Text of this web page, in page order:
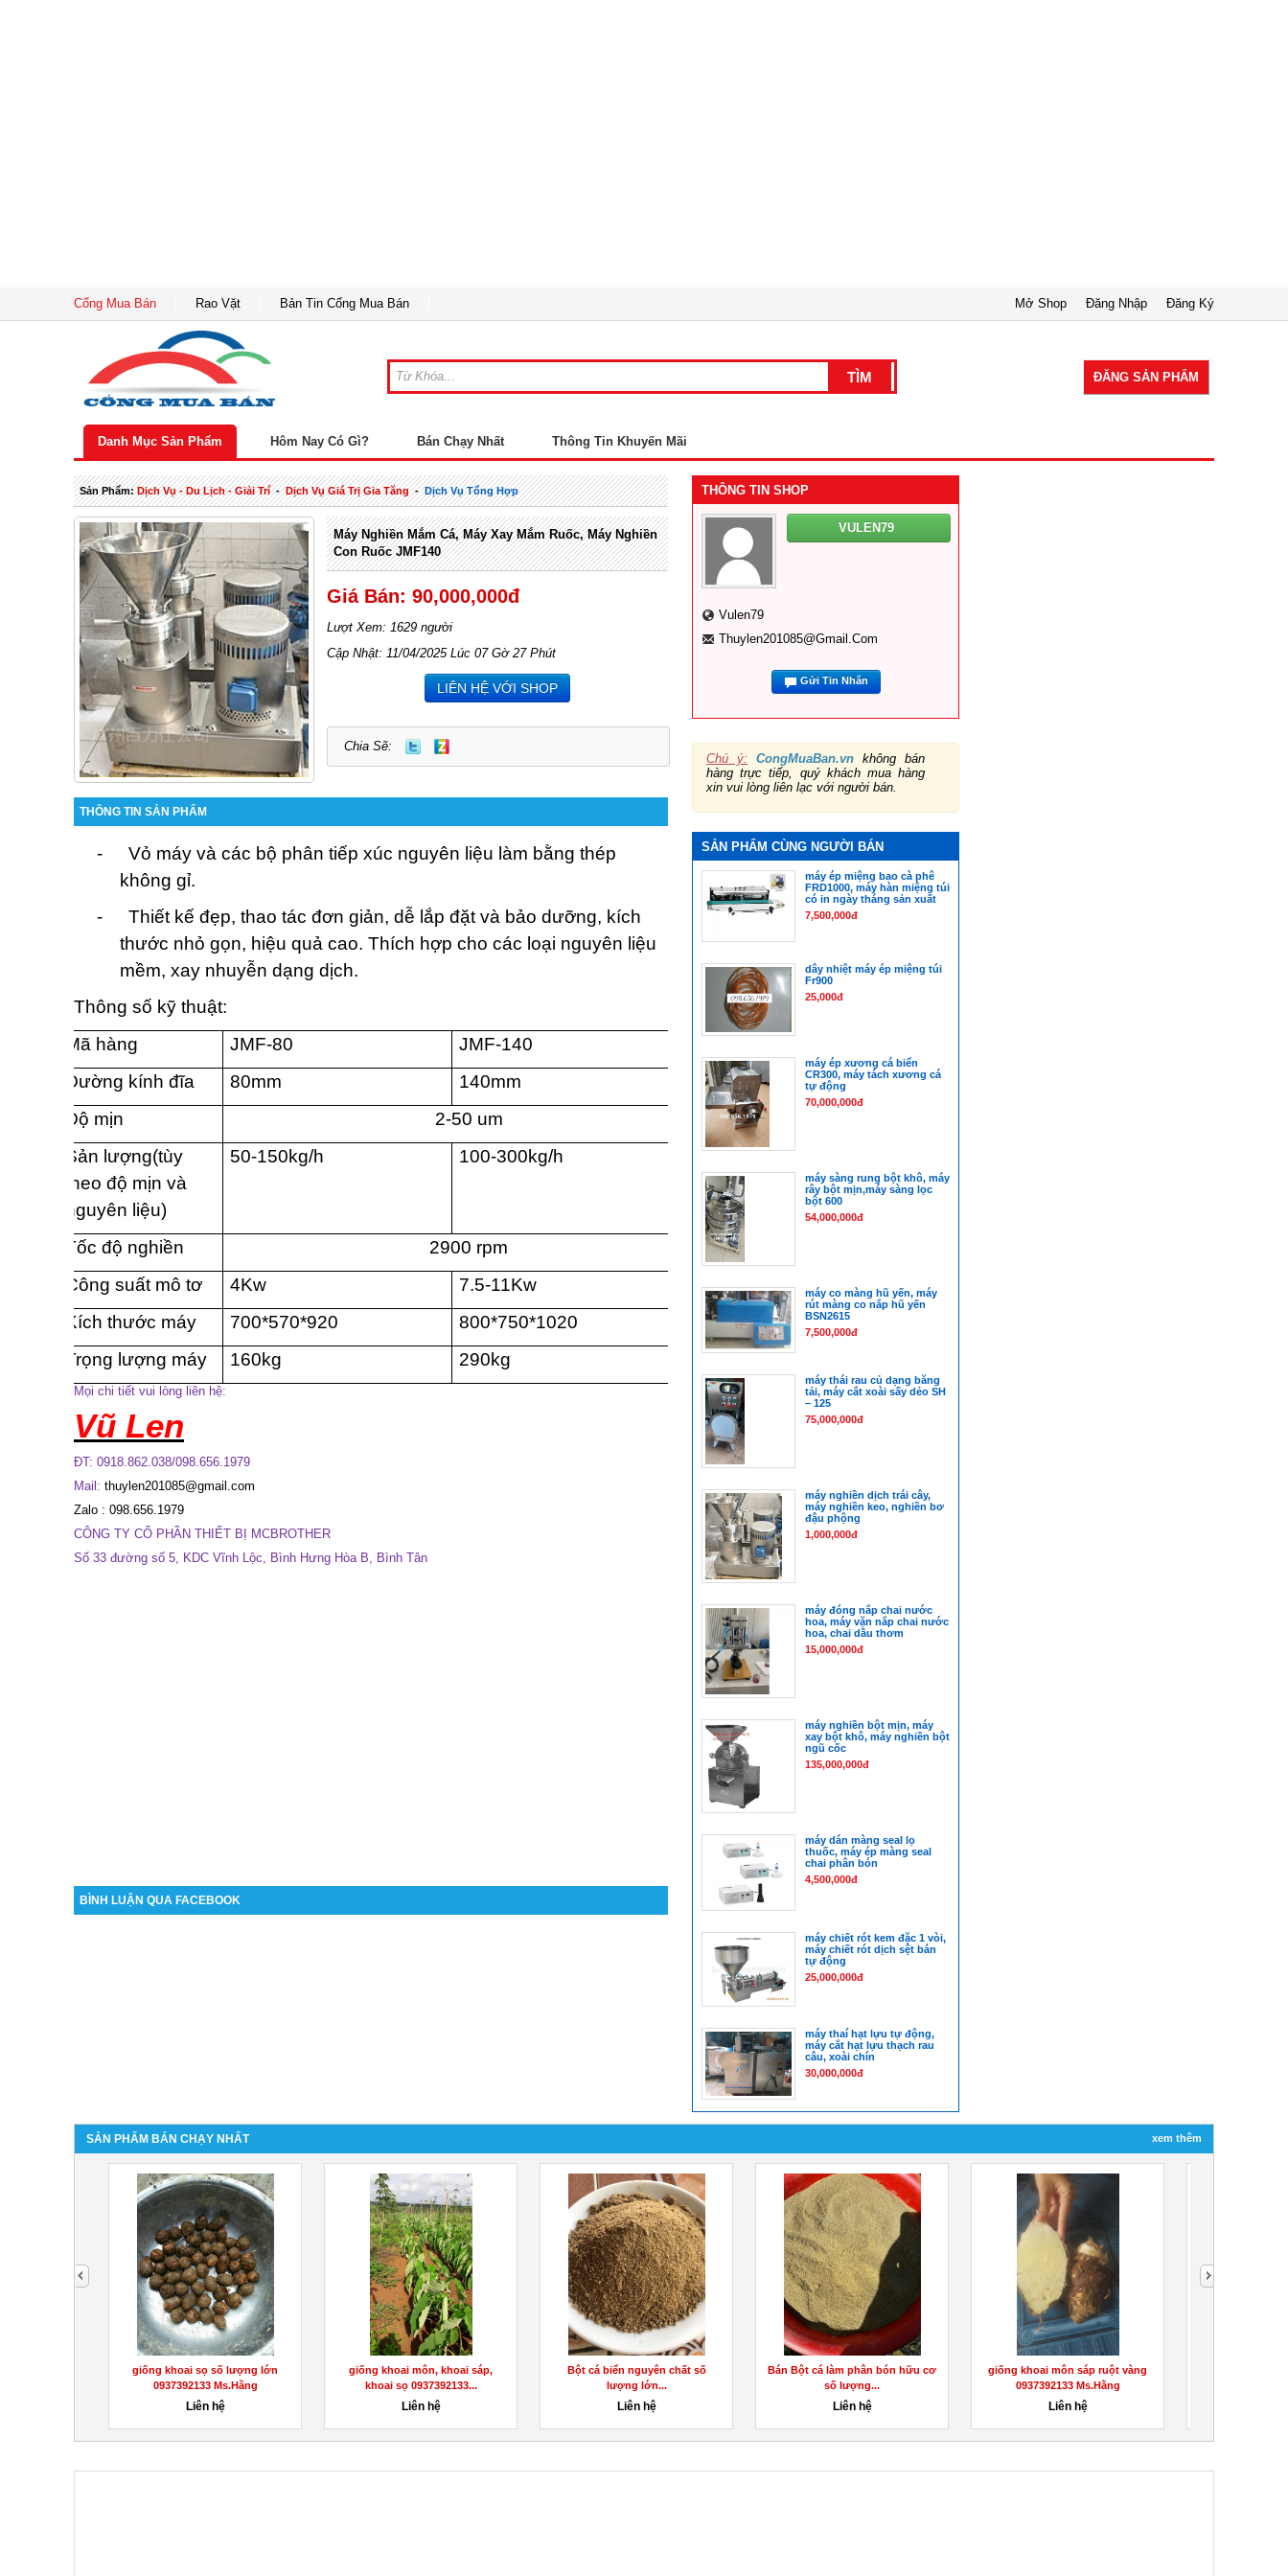
Cổng Mua Bán Rao Vặt Bản Tin Cổng Mua Bán Đăng Ký
Đăng Nhập
Mở Shop
ĐĂNG SẢN PHẨM
Danh Mục Sản Phẩm Hôm Nay Có Gì? Bán Chạy Nhất Thông Tin Khuyến Mãi
Sản Phẩm:Dịch Vụ - Du Lịch - Giải Trí-Dịch Vụ Giá Trị Gia Tăng-Dịch Vụ Tổng Hợp
Máy Nghiền Mắm Cá, Máy Xay Mắm Ruốc, Máy Nghiền
Con Ruốc JMF140
Giá Bán: 90,000,000đ
Lượt Xem: 1629 người
Cập Nhật: 11/04/2025 Lúc 07 Gờ 27 Phút
LIÊN HỆ VỚI SHOP
Chia Sẽ:
THÔNG TIN SẢN PHẨM
-
Vỏ máy và các bộ phân tiếp xúc nguyên liệu làm bằng thép
không gỉ.
-
Thiết kế đẹp, thao tác đơn giản, dễ lắp đặt và bảo dưỡng, kích
thước nhỏ gọn, hiệu quả cao. Thích hợp cho các loại nguyên liệu
mềm, xay nhuyễn dạng dịch.
Thông số kỹ thuật:
Mã hàng
JMF-80
JMF-140
Đường kính đĩa
80mm
140mm
Độ mịn
2-50 um
Sản lượng(tùy
theo độ mịn và
nguyên liệu)
50-150kg/h 100-300kg/h
Tốc độ nghiền
2900 rpm
Công suất mô tơ
4Kw
7.5-11Kw
Kích thước máy
700*570*920
800*750*1020
Trọng lượng máy
160kg 290kg
Mọi chi tiết vui lòng liên hệ:
Vũ Len
ĐT: 0918.862.038/098.656.1979
Mail: thuylen201085@gmail.com
Zalo : 098.656.1979
CÔNG TY CỔ PHẦN THIẾT BỊ MCBROTHER
Số 33 đường số 5, KDC Vĩnh Lộc, Bình Hưng Hòa B, Bình Tân
BÌNH LUẬN QUA FACEBOOK
THÔNG TIN SHOP
VULEN79
Vulen79
Thuylen201085@gmail.com
Gửi Tin Nhắn
Chú ý: CongMuaBan.vn không bán
hàng trực tiếp, quý khách mua hàng
xin vui lòng liên lạc với người bán.
SẢN PHẨM CÙNG NGƯỜI BÁN
máy ép miệng bao cà phê
FRD1000, máy hàn miệng túi
có in ngày tháng sản xuất
7,500,000đ
dây nhiệt máy ép miệng túi
Fr900
25,000đ
máy ép xương cá biển
CR300, máy tách xương cá
tự động
70,000,000đ
máy sàng rung bột khô, máy
rây bột mịn,máy sàng lọc
bột 600
54,000,000đ
máy co màng hũ yến, máy
rút màng co nắp hũ yến
BSN2615
7,500,000đ
máy thái rau củ dạng băng
tải, máy cắt xoài sấy dẻo SH
– 125
75,000,000đ
máy nghiền dịch trái cây,
máy nghiền keo, nghiền bơ
đậu phộng
1,000,000đ
máy đóng nắp chai nước
hoa, máy vặn nắp chai nước
hoa, chai dầu thơm
15,000,000đ
máy nghiền bột mịn, máy
xay bột khô, máy nghiền bột
ngũ cốc
135,000,000đ
máy dán màng seal lọ
thuốc, máy ép màng seal
chai phân bón
4,500,000đ
máy chiết rót kem đặc 1 vòi,
máy chiết rót dịch sệt bán
tự động
25,000,000đ
máy thaí hạt lựu tự động,
máy cắt hạt lựu thạch rau
câu, xoài chín
30,000,000đ
SẢN PHẨM BÁN CHẠY NHẤT xem thêm
giống khoai sọ số lượng lớn
0937392133 Ms.Hằng
Liên hệ
giống khoai môn, khoai sáp,
khoai sọ 0937392133...
Liên hệ
Bột cá biển nguyên chất số
lượng lớn...
Liên hệ
Bán Bột cá làm phân bón hữu cơ
số lượng...
Liên hệ
giống khoai môn sáp ruột vàng
0937392133 Ms.Hằng
Liên hệ
next